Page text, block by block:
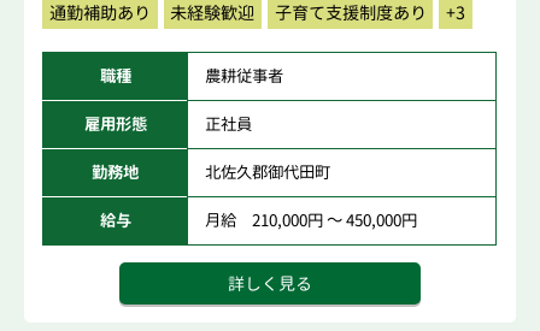
通勤補助あり 未経験歓迎 子育て支援制度あり +3
職種 農耕従事者
雇用形態 正社員
勤務地 北佐久郡御代田町
給与 月給 210,000円 ～ 450,000円
詳しく見る